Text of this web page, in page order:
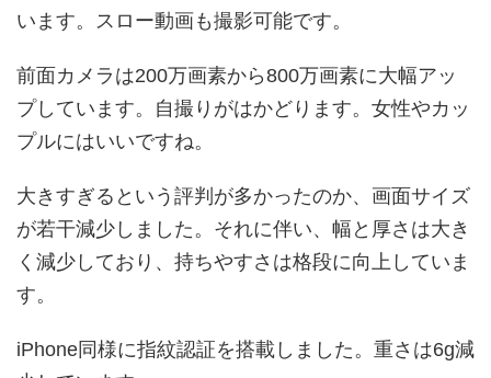
います。スロー動画も撮影可能です。
前面カメラは200万画素から800万画素に大幅アッ
プしています。自撮りがはかどります。女性やカッ
プルにはいいですね。
大きすぎるという評判が多かったのか、画面サイズ
が若干減少しました。それに伴い、幅と厚さは大き
く減少しており、持ちやすさは格段に向上していま
す。
iPhone同様に指紋認証を搭載しました。重さは6g減